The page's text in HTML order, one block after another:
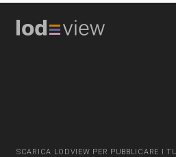
SCARICA LODVIEW PER PUBBLICARE I